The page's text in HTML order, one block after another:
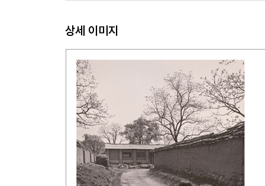
동신 형! 제발 자동 노출로 사진 찍으세요 : A, S, P
내가 얼마나 낮아질 수 있느냐 하면 : 새의 시선, 벌
상세 이미지